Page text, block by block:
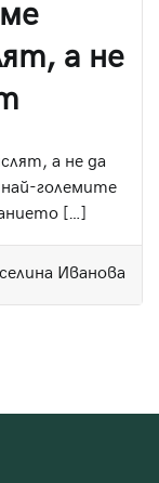
а не
а не да
големите
[…]
Иванова